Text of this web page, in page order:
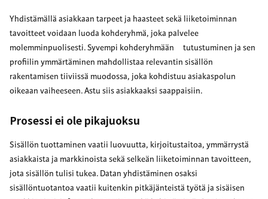
Yhdistämällä asiakkaan tarpeet ja haasteet sekä liiketoiminnan
tavoitteet voidaan luoda kohderyhmä, joka palvelee
molemminpuolisesti. Syvempi kohderyhmään tutustuminen ja sen
profiilin ymmärtäminen mahdollistaa relevantin sisällön
rakentamisen tiiviissä muodossa, joka kohdistuu asiakaspolun
oikeaan vaiheeseen. Astu siis asiakkaaksi saappaisiin.
Prosessi ei ole pikajuoksu
Sisällön tuottaminen vaatii luovuutta, kirjoitustaitoa, ymmärrystä
asiakkaista ja markkinoista sekä selkeän liiketoiminnan tavoitteen,
jota sisällön tulisi tukea. Datan yhdistäminen osaksi
sisällöntuotantoa vaatii kuitenkin pitkäjänteistä työtä ja sisäisen